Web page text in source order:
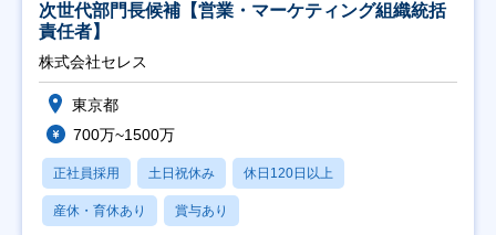
次世代部門長候補【営業・マーケティング組織統括
責任者】
株式会社セレス
東京都
700万~1500万
正社員採用 土日祝休み 休日120日以上
産休・育休あり 賞与あり